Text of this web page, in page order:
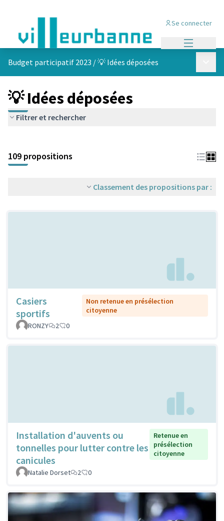
Se connecter
Budget participatif 2023 /💡 Idées déposées
💡 Idées déposées
Filtrer et rechercher
+
−
109 propositions
Classement des propositions par :
Casiers
sportifs
Non retenue en présélection
citoyenne
RONZY
2 0
Installation d'auvents ou
tonnelles pour lutter contre les
canicules
Retenue en
présélection
citoyenne
Natalie Dorset 2 0